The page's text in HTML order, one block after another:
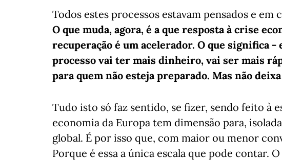
Todos estes processos estavam pensados e
O que muda, agora, é a que resposta à crise
recuperação é um acelerador. O que significa
processo vai ter mais dinheiro, vai ser mais
para quem não esteja preparado. Mas não
Tudo isto só faz sentido, se fizer, sendo feito à
economia da Europa tem dimensão para,
global. É por isso que, com maior ou menor
Porque é essa a única escala que pode contar.